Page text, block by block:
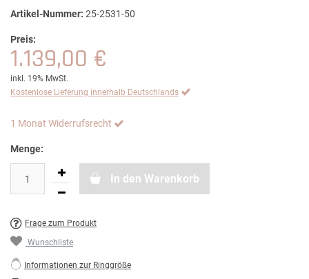
Artikel-Nummer: 25-2531-50
Preis:
1.139,00 €
inkl. 19% MwSt.
Kostenlose Lieferung innerhalb Deutschlands
1 Monat Widerrufsrecht
Menge:
In den Warenkorb
Frage zum Produkt
Wunschliste
Informationen zur Ringgröße